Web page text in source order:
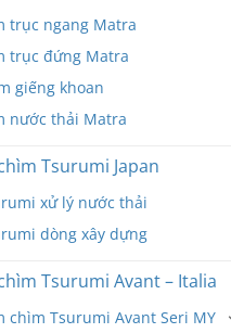
trục ngang Matra
trục đứng Matra
giếng khoan
nước thải Matra
Tsurumi Japan
xử lý nước thải
dòng xây dựng
Tsurumi Avant – Italia
chìm Tsurumi Avant Seri MY